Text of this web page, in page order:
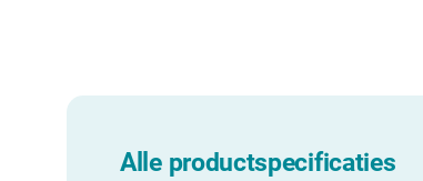
Alle productspecificaties